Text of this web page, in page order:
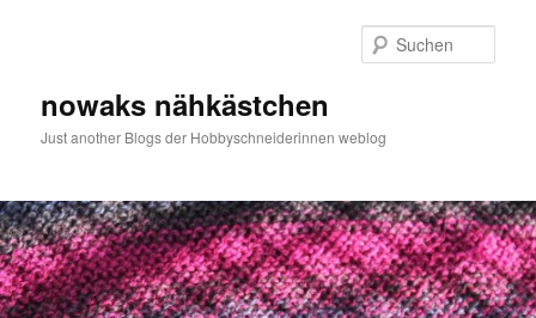
nowaks nähkästchen
Just another Blogs der Hobbyschneiderinnen weblog